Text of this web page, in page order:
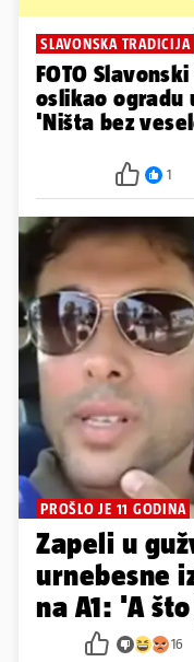
SLAVONSKA TRADICIJA
FOTO
oslikao ogradu
'Ništa bez
1
PROŠLO JE 11 GODINA
Zapeli u
urnebesne
na A1: 'A
16